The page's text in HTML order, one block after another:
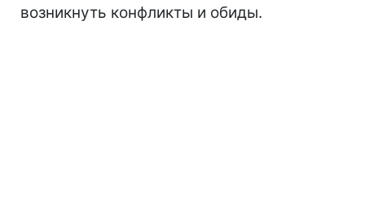
возникнуть конфликты и обиды.